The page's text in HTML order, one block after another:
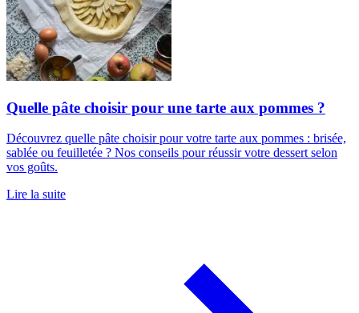
Quelle pâte choisir pour une tarte aux pommes ?
Découvrez quelle pâte choisir pour votre tarte aux pommes : brisée,
sablée ou feuilletée ? Nos conseils pour réussir votre dessert selon
vos goûts.
Lire la suite